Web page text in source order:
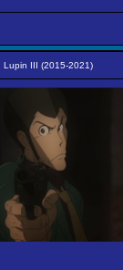
Lupin III (2015-2021)